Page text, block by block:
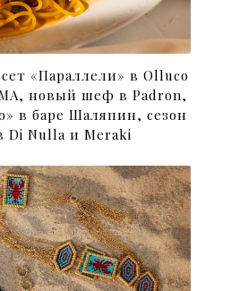
«Параллели» в Olluco
новый шеф в Padron,
в баре Шаляпин, сезон
Di Nulla и Meraki